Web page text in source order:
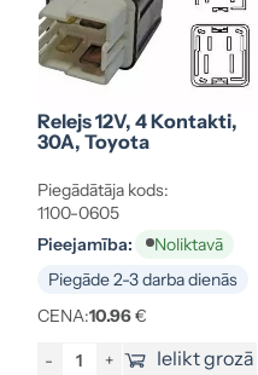
Relejs 12V, 4 Kontakti,
30A, Toyota
Piegādātāja kods:
1100-0605
Pieejamība:
Noliktavā
Piegāde 2-3 darba dienās
CENA:10.96€
- + Ielikt grozā